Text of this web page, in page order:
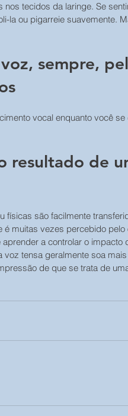
nos tecidos da laringe. Se
la ou pigarreie suavemente.
sempre,
vocal enquanto você
resultado de
físicas são facilmente
é muitas vezes percebido
a controlar o
voz tensa geralmente soa
de que se trata de